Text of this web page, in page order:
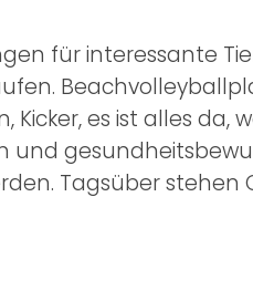
für interessante
es ist alles da,
und
Tagsüber stehen